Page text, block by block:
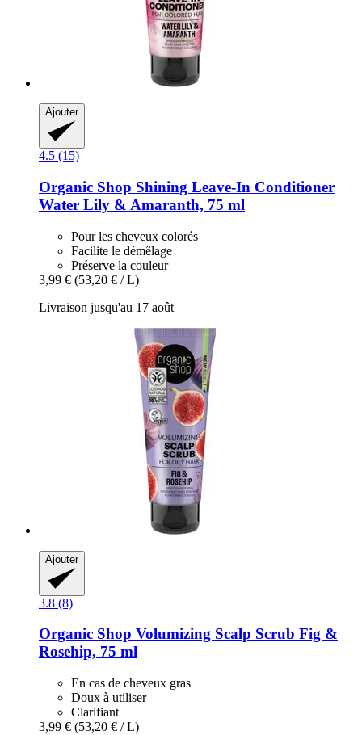
Ajouter
4.5 (15)
Organic Shop Shining Leave-​In Conditioner
Water Lily & Amaranth, 75 ml
Pour les cheveux colorés
Facilite le démêlage
Préserve la couleur
3,99 € (53,20 € / L)
Livraison jusqu'au 17 août
Ajouter
3.8 (8)
Organic Shop Volumizing Scalp Scrub Fig &
Rosehip, 75 ml
En cas de cheveux gras
Doux à utiliser
Clarifiant
3,99 € (53,20 € / L)